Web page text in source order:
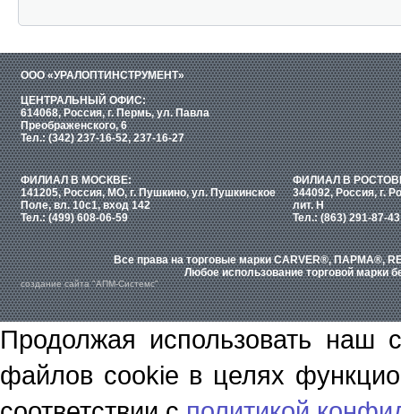
ООО «УРАЛОПТИНСТРУМЕНТ»
ЦЕНТРАЛЬНЫЙ ОФИС:
614068, Россия, г. Пермь, ул. Павла
Преображенского, 6
Тел.: (342) 237-16-52, 237-16-27
ФИЛИАЛ В МОСКВЕ:
141205, Россия, МО, г. Пушкино, ул. Пушкинское
Поле, вл. 10с1, вход 142
Тел.: (499) 608-06-59
ФИЛИАЛ В
344092, Россия, г.
лит. Н
Тел.: (863) 291-87-43
Все права на торговые марки CARVER®, ПАРМА®,
Любое использование торговой марки
создание сайта "АПМ-Системс"
Продолжая использовать наш
файлов cookie в целях